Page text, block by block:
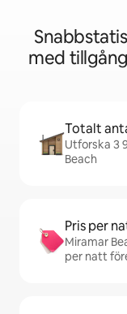
med
Totalt
Utforska 3
Beach
Pris per
Miramar
per natt